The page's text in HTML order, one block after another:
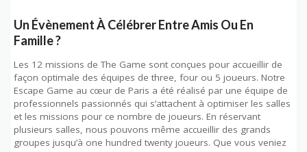
Un Évènement À Célébrer Entre Amis Ou En
Famille ?
Les 12 missions de The Game sont conçues pour accueillir de
façon optimale des équipes de three, four ou 5 joueurs. Notre
Escape Game au cœur de Paris a été réalisé par une équipe de
professionnels passionnés qui s’attachent à optimiser les salles
et les missions pour ce nombre de joueurs. En réservant
plusieurs salles, nous pouvons même accueillir des grands
groupes jusqu’à one hundred twenty joueurs. Que vous veniez